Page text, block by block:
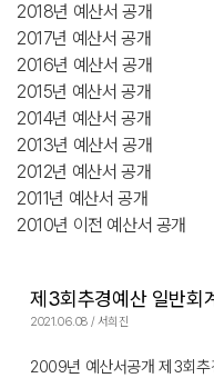
2018년 예산서 공개
2017년 예산서 공개
2016년 예산서 공개
2015년 예산서 공개
2014년 예산서 공개
2013년 예산서 공개
2012년 예산서 공개
2011년 예산서 공개
2010년 이전 예산서 공개
제3회추경예산 일반회
2021.06.08 / 서희진
2009년 예산서공개 제3회추